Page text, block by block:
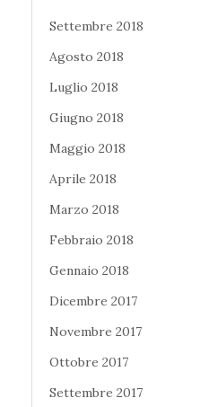
Settembre 2018
Agosto 2018
Luglio 2018
Giugno 2018
Maggio 2018
Aprile 2018
Marzo 2018
Febbraio 2018
Gennaio 2018
Dicembre 2017
Novembre 2017
Ottobre 2017
Settembre 2017